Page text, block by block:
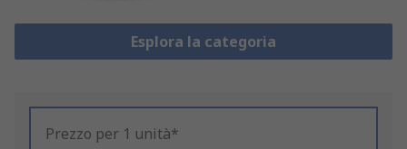
Esplora la categoria
Prezzo per 1 unità*